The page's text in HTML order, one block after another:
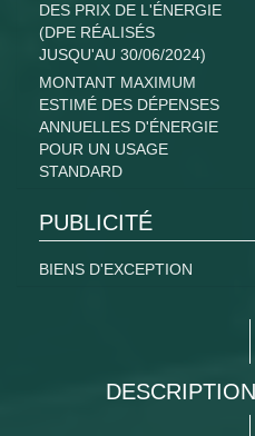
DES PRIX DE L'ÉNERGIE
(DPE RÉALISÉS
JUSQU'AU 30/06/2024)
MONTANT MAXIMUM
ESTIMÉ DES DÉPENSES
ANNUELLES D'ÉNERGIE
POUR UN USAGE
STANDARD
PUBLICITÉ
BIENS D'EXCEPTION